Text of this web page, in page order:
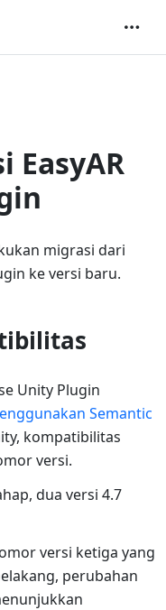
EasyAR
migrasi dari
ke versi baru.
Unity Plugin
Semantic
kompatibilitas
versi.
dua versi 4.7
versi ketiga yang
perubahan